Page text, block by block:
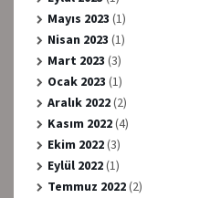
Mayıs 2023 (1)
Nisan 2023 (1)
Mart 2023 (3)
Ocak 2023 (1)
Aralık 2022(2)
Kasım 2022(4)
Ekim 2022(3)
Eylül 2022(1)
Temmuz 2022(2)